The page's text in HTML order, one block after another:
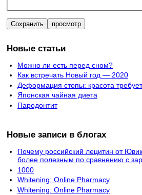
Новые статьи
Можно ли есть перед сном?
Как встречать Новый год — 2020
Деформация стопы: красота
Японская чайная диета
Пародонтит
Новые записи в блогах
Почему российский лецитин от
более полезным по сравнению с
1000
Whitening: Online Pharmacy
Whitening: Online Pharmacy